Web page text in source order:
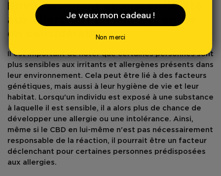
Environnement et susceptibilité
aux allergies : un lien à prendre
en considération
Il est important de noter que certaines personnes sont
plus sensibles aux irritants et allergènes présents dans
leur environnement. Cela peut être lié à des facteurs
génétiques, mais aussi à leur hygiène de vie et leur
habitat. Lorsqu'un individu est exposé à une substance
à laquelle il est sensible, il a alors plus de chance de
développer une allergie ou une intolérance. Ainsi,
même si le CBD en lui-même n'est pas nécessairement
responsable de la réaction, il pourrait être un facteur
déclenchant pour certaines personnes prédisposées
aux allergies.
Je veux mon cadeau !
Non merci